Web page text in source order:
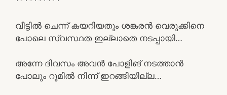
വീട്ടിൽ ചെന്ന് കയറിയതും ശങ്കരൻ വെരുക്കിനെ
പോലെ സ്വസ്ഥത ഇല്ലാതെ നടപ്പായി…
അന്നേ ദിവസം അവൻ പോളിങ് നടത്താൻ
പോലും റൂമിൽ നിന്ന് ഇറങ്ങിയില്ല…